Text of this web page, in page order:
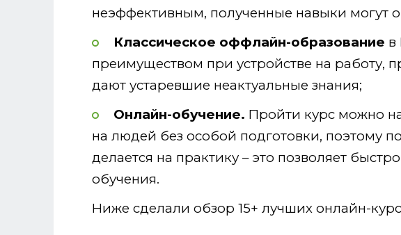
неэффективным, полученные навыки могут
Классическое оффлайн-образование в
преимуществом при устройстве на работу,
дают устаревшие неактуальные знания;
Онлайн-обучение. Пройти курс можно
на людей без особой подготовки, поэтому
делается на практику – это позволяет
обучения.
Ниже сделали обзор 15+ лучших онлайн-